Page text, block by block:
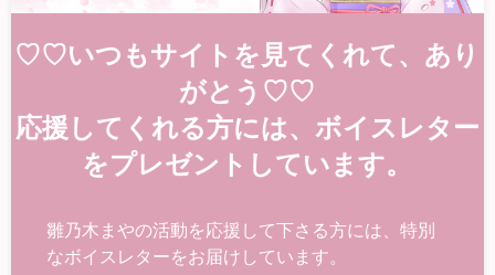
♡♡いつもサイトを見てくれて、あり
がとう♡♡
応援してくれる方には、ボイスレター
をプレゼントしています。
雛乃木まやの活動を応援して下さる方には、特別
なボイスレターをお届けしています。